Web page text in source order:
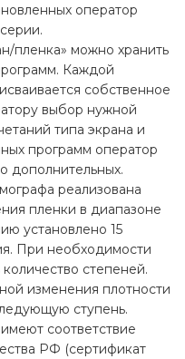
оператор
пленка» можно хранить
Каждой
собственное
выбор нужной
типа экрана и
программ оператор
дополнительных.
реализована
пленки в диапазоне
установлено 15
При необходимости
степеней.
изменения плотности
ступень.
соответствие
РФ (сертификат